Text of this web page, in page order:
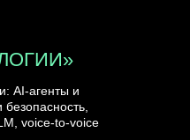
AI-агенты и
безопасность,
voice-to-voice